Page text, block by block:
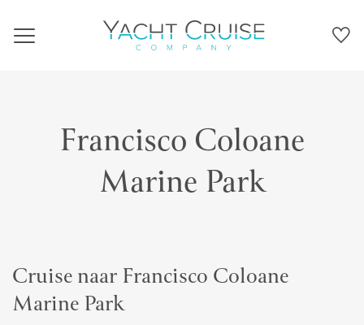
Navigation
Francisco Coloane
Marine Park
Cruise naar Francisco Coloane
Marine Park